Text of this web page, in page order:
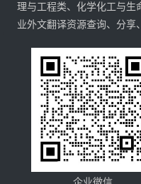
理与工程类、化学化工与生
业外文翻译资源查询、分享
企业微信